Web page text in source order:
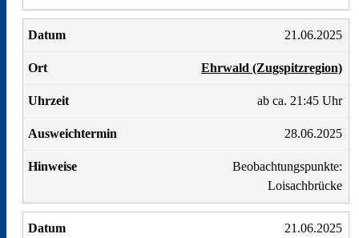
21.06.2025
Ehrwald (Zugspitzregion)
ab ca. 21:45 Uhr
28.06.2025
Beobachtungspunkte:
Loisachbrücke
21.06.2025